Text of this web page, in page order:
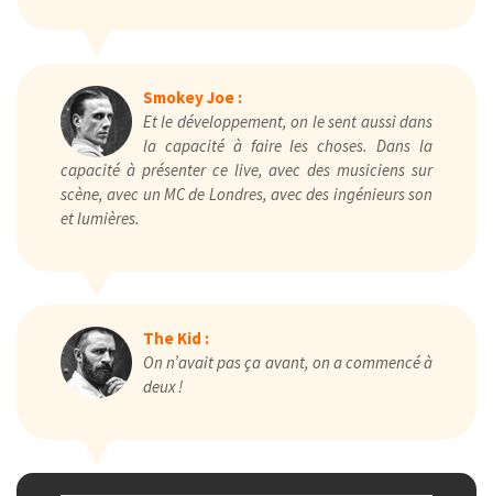
Smokey Joe :
Et le développement, on le sent aussi dans
la capacité à faire les choses. Dans la
capacité à présenter ce live, avec des musiciens sur
scène, avec un MC de Londres, avec des ingénieurs son
et lumières.
The Kid :
On n’avait pas ça avant, on a commencé à
deux !